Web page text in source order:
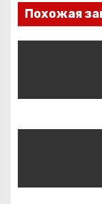
п
о
а
п
с
Похожая